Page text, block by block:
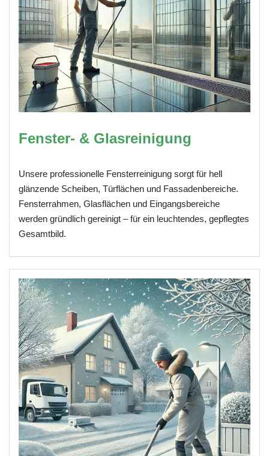
Fenster- & Glasreinigung
Unsere professionelle Fensterreinigung sorgt für hell
glänzende Scheiben, Türflächen und Fassadenbereiche.
Fensterrahmen, Glasflächen und Eingangsbereiche
werden gründlich gereinigt – für ein leuchtendes, gepflegtes
Gesamtbild.